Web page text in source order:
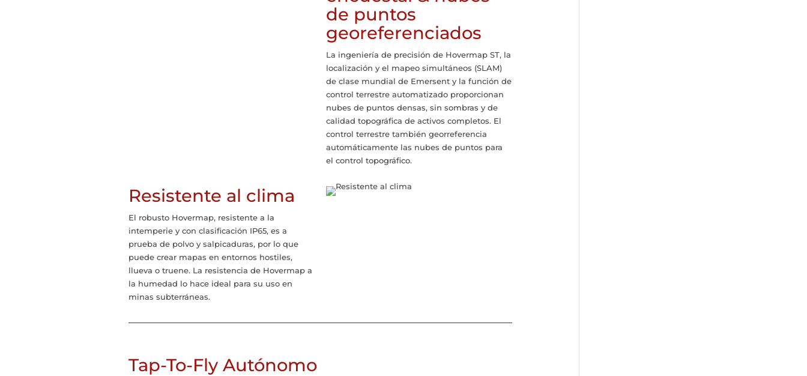
de puntos
georeferenciados
La ingeniería de precisión de Hovermap ST, la
localización y el mapeo simultáneos (SLAM)
de clase mundial de Emersent y la función de
control terrestre automatizado proporcionan
nubes de puntos densas, sin sombras y de
calidad topográfica de activos completos. El
control terrestre también georreferencia
automáticamente las nubes de puntos para
el control topográfico.
Resistente al clima
El robusto Hovermap, resistente a la
intemperie y con clasificación IP65, es a
prueba de polvo y salpicaduras, por lo que
puede crear mapas en entornos hostiles,
llueva o truene. La resistencia de Hovermap a
la humedad lo hace ideal para su uso en
minas subterráneas.
Tap-To-Fly Autónomo